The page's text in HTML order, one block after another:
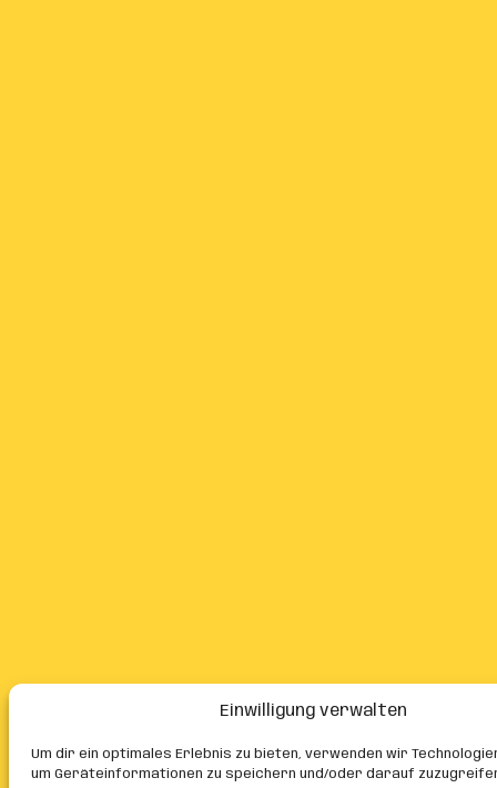
Einwilligung verwalten
Um dir ein optimales Erlebnis zu bieten, verwenden wir
um Geräteinformationen zu speichern und/oder darauf